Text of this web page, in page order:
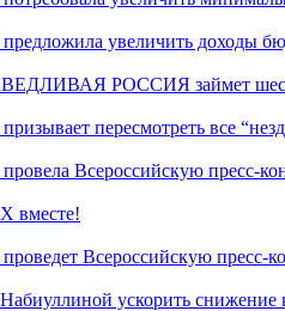
увеличить доходы
РОССИЯ займет
пересмотреть все
Всероссийскую пресс-
вместе!
Всероссийскую пресс-
ускорить снижение